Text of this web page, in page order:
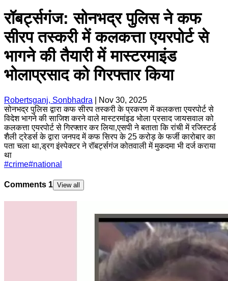
रॉबर्ट्सगंज: सोनभद्र पुलिस ने कफ
सीरप तस्करी में कलकत्ता एयरपोर्ट से
भागने की तैयारी में मास्टरमाइंड
भोलाप्रसाद को गिरफ्तार किया
Robertsganj, Sonbhadra
Nov 30, 2025
सोनभद्र पुलिस द्वारा कफ सीरप तस्करी के प्रकरण में कलकत्ता एयरपोर्ट से
विदेश भागने की साजिश करने वाले मास्टरमांइड भोला प्रसाद जायसवाल को
कलकत्ता एयरपोर्ट से गिरफ्तार कर लिया,एसपी ने बताता कि रांची में रजिस्टर्ड
शैली ट्रेडर्स के द्वारा जनपद में कफ सिरप के 25 करोड़ के फर्जी कारोबार का
पता चला था,ड्रग इंस्पेक्टर ने रॉबर्ट्सगंज कोतवाली में मुकदमा भी दर्ज कराया
था
#crime#national
Comments 1 View all